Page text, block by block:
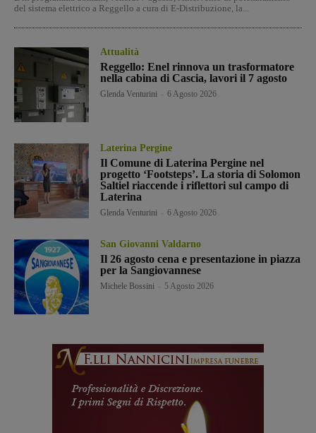
del sistema elettrico a Reggello a cura di E-Distribuzione, la...
Attualità
Reggello: Enel rinnova un trasformatore
nella cabina di Cascia, lavori il 7 agosto
Glenda Venturini 6 Agosto 2026
Laterina Pergine
Il Comune di Laterina Pergine nel
progetto ‘Footsteps’. La storia di Solomon
Saltiel riaccende i riflettori sul campo di
Laterina
Glenda Venturini 6 Agosto 2026
San Giovanni Valdarno
Il 26 agosto cena e presentazione in piazza
per la Sangiovannese
Michele Bossini 5 Agosto 2026